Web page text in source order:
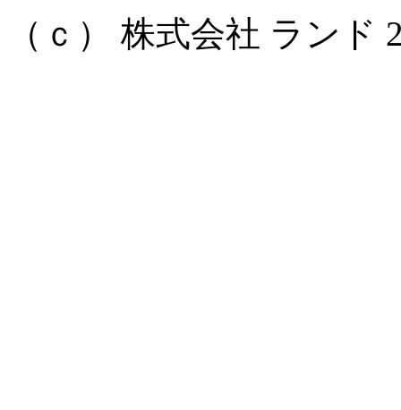
（ｃ） 株式会社 ランド